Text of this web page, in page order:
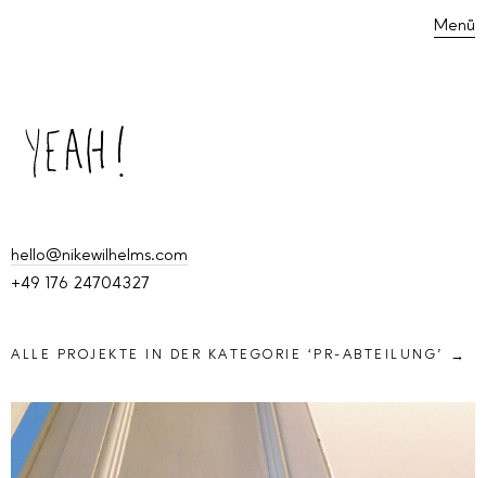
Menü
hello@nikewilhelms.com
+49 176 24704327
ALLE PROJEKTE IN DER KATEGORIE ‘ PR-ABTEILUNG ’